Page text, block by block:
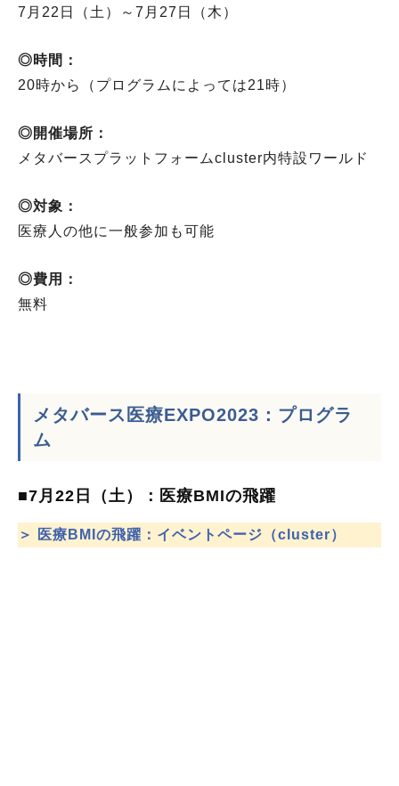
7月22日（土）～7月27日（木）
◎時間：
20時から（プログラムによっては21時）
◎開催場所：
メタバースプラットフォームcluster内特設ワールド
◎対象：
医療人の他に一般参加も可能
◎費用：
無料
メタバース医療EXPO2023：プログラ
ム
■7月22日（土）：医療BMIの飛躍
＞ 医療BMIの飛躍：イベントページ（cluster）